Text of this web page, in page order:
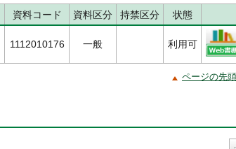
資料コード 資料区分 持禁区分 状態
1112010176 一般 利用可
ページの先